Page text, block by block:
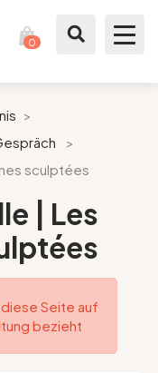
0
>
>
sculptées
| Les
Seite auf
bezieht